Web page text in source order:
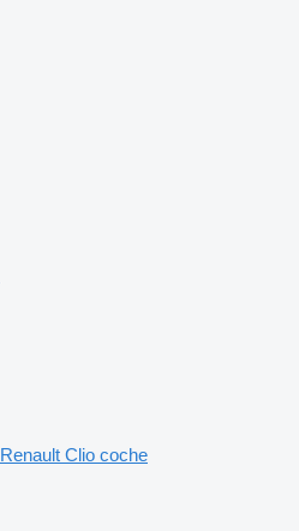
Renault Clio coche